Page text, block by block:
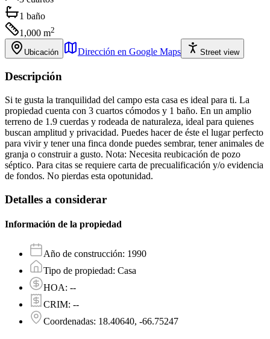
1 baño
1,000 m2
Ubicación Dirección en Google Maps Street view
Descripción
Si te gusta la tranquilidad del campo esta casa es ideal para ti. La
propiedad cuenta con 3 cuartos cómodos y 1 baño. En un amplio
terreno de 1.9 cuerdas y rodeada de naturaleza, ideal para quienes
buscan amplitud y privacidad. Puedes hacer de éste el lugar perfecto
para vivir y tener una finca donde puedes sembrar, tener animales de
granja o construir a gusto. Nota: Necesita reubicación de pozo
séptico. Para citas se requiere carta de precualificación y/o evidencia
de fondos. No pierdas esta opotunidad.
Detalles a considerar
Información de la propiedad
Año de construcción: 1990
Tipo de propiedad: Casa
HOA: --
CRIM: --
Coordenadas: 18.40640, -66.75247